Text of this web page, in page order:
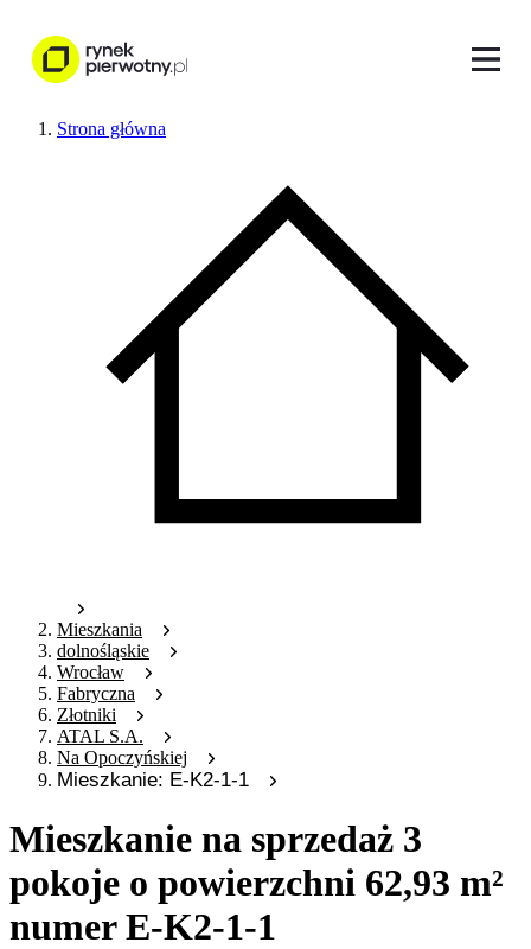
Strona główna
Mieszkania
dolnośląskie
Wrocław
Fabryczna
Złotniki
ATAL S.A.
Na Opoczyńskiej
Mieszkanie: E-K2-1-1
Mieszkanie na sprzedaż 3
pokoje o powierzchni 62,93 m²
numer E-K2-1-1